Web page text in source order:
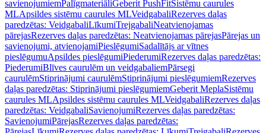
savienojumiemPalīgmateriāliGeberit PushFitSistēmu caurules
MLApsildes sistēmu caurules MLVeidgabaliRezerves daļas
paredzētas: VeidgabaliLīkumiTrejgabaliNeatvienojamas
pārejasRezerves daļas paredzētas: Neatvienojamas pārejasPārejas un
savienojumi, atvienojamiPieslēgumiSadalītājs ar vītnes
pieslēgumuApsildes pieslēgumiPiederumiRezerves daļas paredzētas:
PiederumiBlīves caurulēm un veidgabaliemPārsegi
caurulēmStiprinājumi caurulēmStiprinājumi pieslēgumiemRezerves
daļas paredzētas: Stiprinājumi pieslēgumiemGeberit MeplaSistēmu
caurules MLApsildes sistēmu caurules MLVeidgabaliRezerves daļas
paredzētas: VeidgabaliSavienojumiRezerves daļas paredzētas:
SavienojumiPārejasRezerves daļas paredzētas: